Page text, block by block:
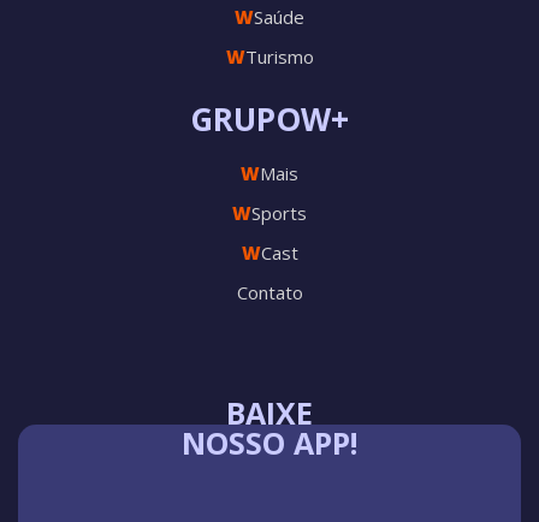
BAIXE
NOSSO APP!
GRUPOW+
WMais
WSports
WCast
Contato
WSaúde
WTurismo